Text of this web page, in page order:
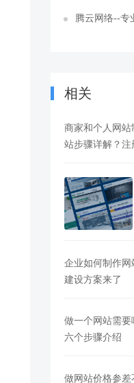
腾云网络--专
相关
商家和个人网站
站步骤详解？注
企业如何制作
建设方案来了
做一个网站需要
六个步骤介绍
做网站价格参